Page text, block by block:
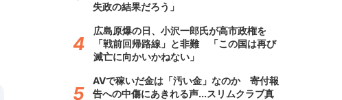
失政の結果だろう」
広島原爆の日、小沢一郎氏が高市政権を
「戦前回帰路線」と非難 「この国は再び
滅亡に向かいかねない」
AVで稼いだ金は「汚い金」なのか 寄付報
告への中傷にあきれる声...スリムクラブ真